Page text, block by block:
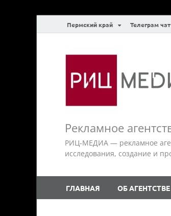
Пермский край Телеграм чат
Рекламное
РИЦ-МЕДИА — рекламное
исследования, создание и
ГЛАВНАЯ ОБ АГЕНТСТВЕ